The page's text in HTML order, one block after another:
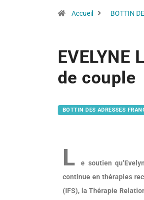
Accueil BOTTIN
EVELYNE
de couple
BOTTIN DES ADRESSES
L
e soutien
continue en thérapies
(IFS), la Thérapie